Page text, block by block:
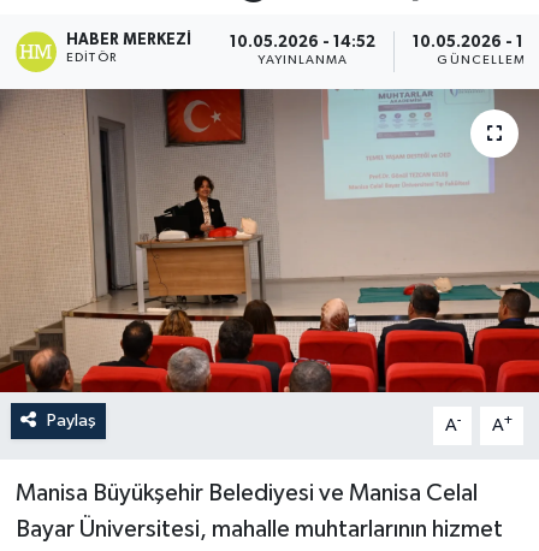
HABER MERKEZI
EDITÖR
10.05.2026 - 14:52
YAYINLANMA
10.05.2026 -
GÜNCELLEME
Paylaş A- A+
Manisa Büyükşehir Belediyesi ve Manisa Celal
Bayar Üniversitesi, mahalle muhtarlarının hizmet